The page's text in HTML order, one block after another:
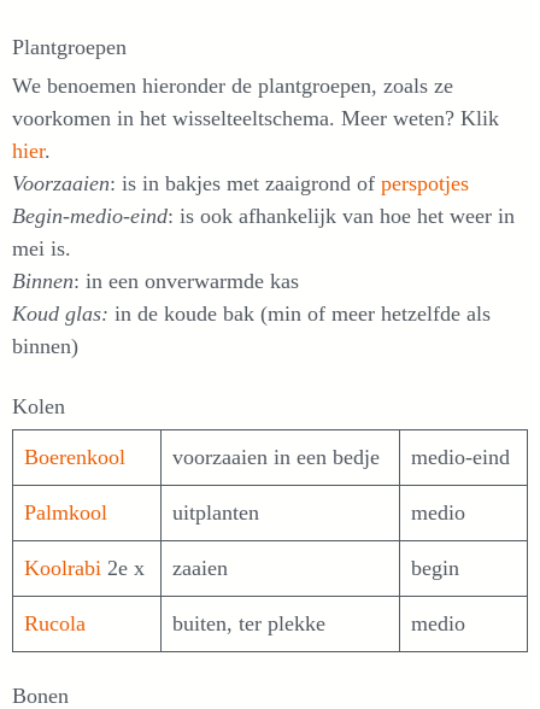
Plantgroepen
We benoemen hieronder de plantgroepen, zoals ze
voorkomen in het wisselteeltschema. Meer weten? Klik
hier.
Voorzaaien: is in bakjes met zaaigrond of perspotjes
Begin-medio-eind: is ook afhankelijk van hoe het weer in
mei is.
Binnen: in een onverwarmde kas
Koud glas: in de koude bak (min of meer hetzelfde als
binnen)
Kolen
Boerenkool voorzaaien in een bedje medio-eind
Palmkool uitplanten medio
Koolrabi 2e x zaaien begin
Rucola buiten, ter plekke medio
Bonen